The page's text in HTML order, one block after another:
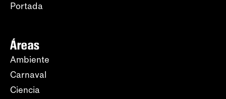
Portada
Áreas
Ambiente
Carnaval
Ciencia